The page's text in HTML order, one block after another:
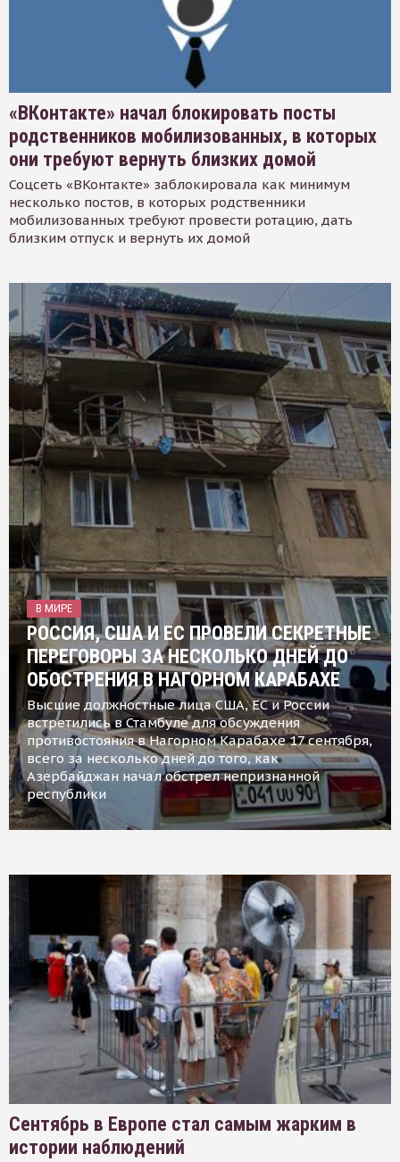
«ВКонтакте» начал блокировать посты
родственников мобилизованных, в которых
они требуют вернуть близких домой
Соцсеть «ВКонтакте» заблокировала как минимум
несколько постов, в которых родственники
мобилизованных требуют провести ротацию, дать
близким отпуск и вернуть их домой
В МИРЕ
РОССИЯ, США И ЕС ПРОВЕЛИ СЕКРЕТНЫЕ
ПЕРЕГОВОРЫ ЗА НЕСКОЛЬКО ДНЕЙ ДО
ОБОСТРЕНИЯ В НАГОРНОМ КАРАБАХЕ
Высшие должностные лица США, ЕС и России
встретились в Стамбуле для обсуждения
противостояния в Нагорном Карабахе 17 сентября,
всего за несколько дней до того, как
Азербайджан начал обстрел непризнанной
республики
Сентябрь в Европе стал самым жарким в
истории наблюдений